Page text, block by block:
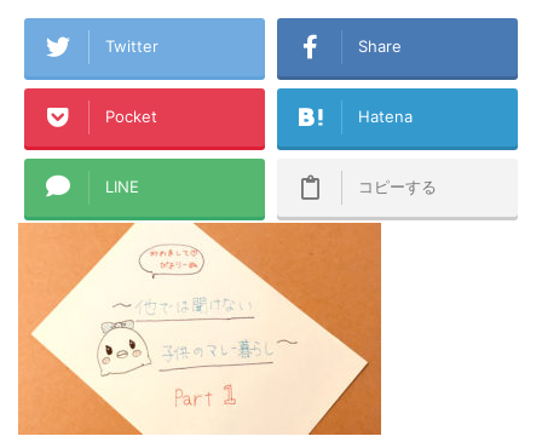
Twitter Share
Pocket Hatena
LINE コピーする